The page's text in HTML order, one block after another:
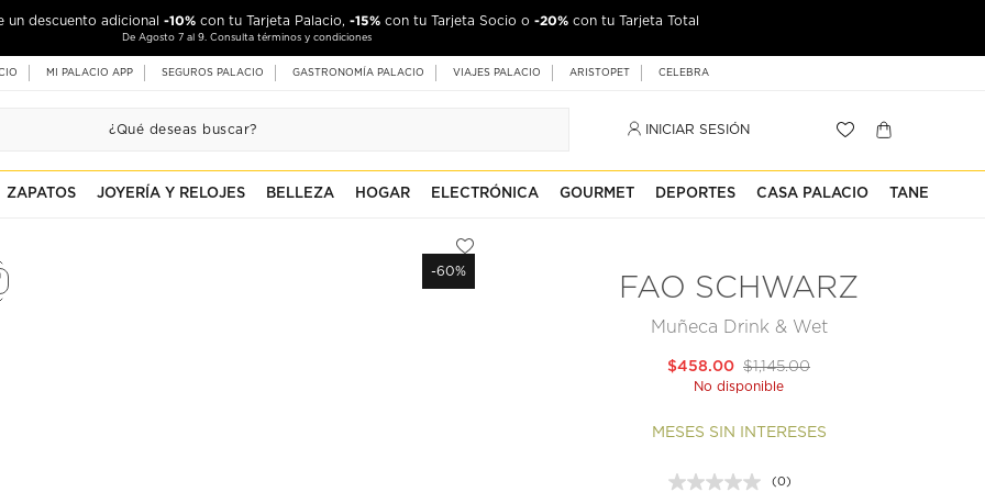
un descuento adicional -10% con tu Tarjeta Palacio, -15% con tu Tarjeta Socio o -20% con tu Tarjeta Total
De Agosto 7 al 9. Consulta términos y condiciones
MI PALACIO APP SEGUROS PALACIO GASTRONOMÍA PALACIO VIAJES PALACIO ARISTOPET CELEBRA
INICIAR SESIÓN
ZAPATOS JOYERÍA Y RELOJES BELLEZA HOGAR ELECTRÓNICA GOURMET DEPORTES CASA PALACIO TANE
-60%
FAO SCHWARZ
Muñeca Drink & Wet
$1,145.00
$458.00
No disponible
MESES SIN INTERESES
(0)